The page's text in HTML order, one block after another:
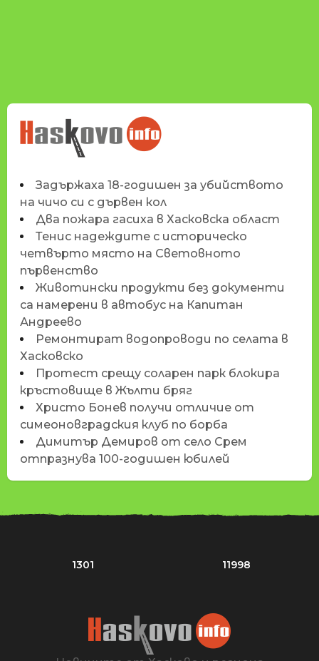
НОВИНИТЕ НА
HASKOVO.INFO
Задържаха 18-годишен за убийството
на чичо си с дървен кол
Два пожара гасиха в Хасковска област
Тенис надеждите с историческо
четвърто място на Световното
първенство
Животински продукти без документи
са намерени в автобус на Капитан
Андреево
Ремонтират водопроводи по селата в
Хасковско
Протест срещу соларен парк блокира
кръстовище в Жълти бряг
Христо Бонев получи отличие от
симеоновградския клуб по борба
Димитър Демиров от село Срем
отпразнува 100-годишен юбилей
1301 11998